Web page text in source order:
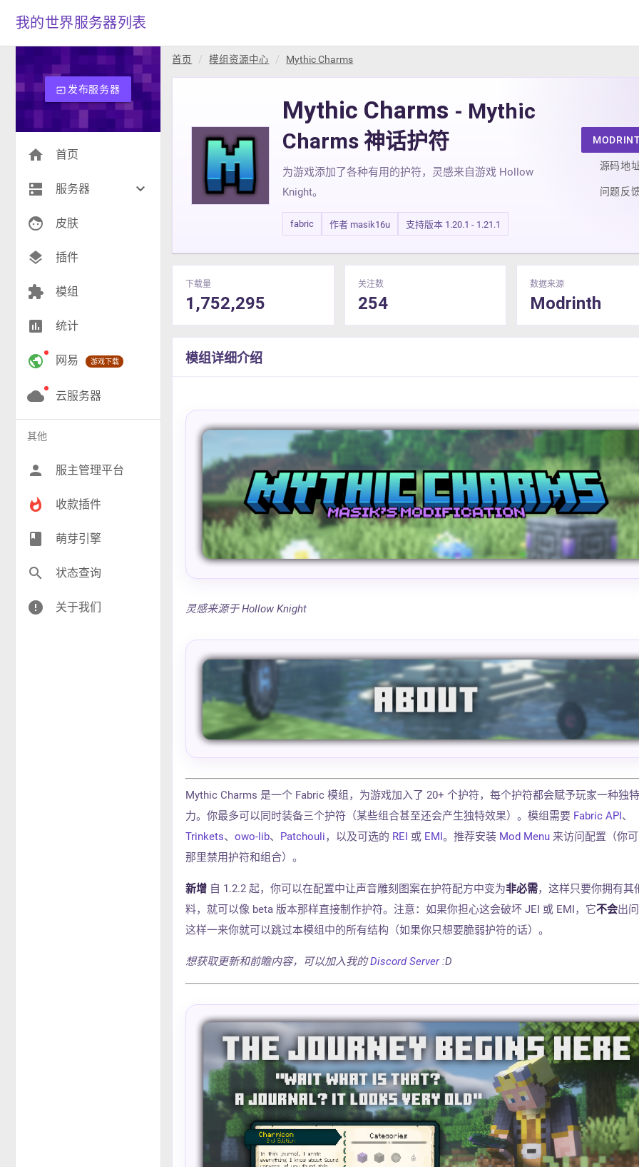
我的世界服务器列表
input发布服务器
home 首页
dns 服务器 keyboard_arrow_down
生存(235)
创造(8)
RPG(193)
小游戏(16)
神奇宝贝(27)
工业(9)
face 皮肤
layers 插件
extension 模组
insert_chart 统计
public 网易 游戏下载
cloud 云服务器
其他
person 服主管理平台
whatshot 收款插件
class 萌芽引擎
search 状态查询
error 关于我们
首页 模组资源中心 Mythic Charms
Mythic Charms - Mythic
Charms 神话护符
为游戏添加了各种有用的护符，灵感来自游戏 Hollow
Knight。
fabric 作者 masik16u 支持版本 1.20.1 - 1.21.1
源码地
问题反
下载量
1,752,295
关注数
254
数据来源
Modrinth
模组详细介绍
灵感来源于 Hollow Knight
Mythic Charms 是一个 Fabric 模组，为游戏加入了 20+ 个护符，每个护符都会赋予玩家一种独
力。你最多可以同时装备三个护符（某些组合甚至还会产生独特效果）。模组需要 Fabric API、
Trinkets、owo-lib、 Patchouli，以及可选的 REI 或 EMI。推荐安装 Mod Menu 来访问配置（你
那里禁用护符和组合）。
新增 自 1.2.2 起，你可以在配置中让声音雕刻图案在护符配方中变为非必需，这样只要你拥有其
料，就可以像 beta 版本那样直接制作护符。注意：如果你担心这会破坏 JEI 或 EMI，它不会出
这样一来你就可以跳过本模组中的所有结构（如果你只想要脆弱护符的话）。
想获取更新和前瞻内容，可以加入我的Discord Server:D